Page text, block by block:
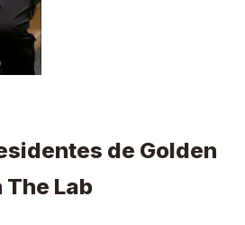
de Golden
The Lab